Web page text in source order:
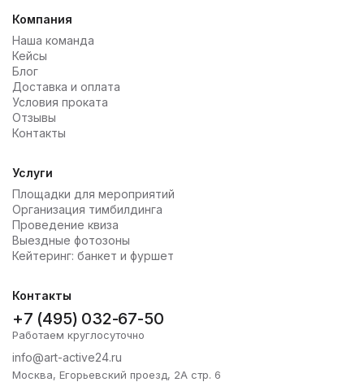
Компания
Наша команда
Кейсы
Блог
Доставка и оплата
Условия проката
Отзывы
Контакты
Услуги
Площадки для мероприятий
Организация тимбилдинга
Проведение квиза
Выездные фотозоны
Кейтеринг: банкет и фуршет
Контакты
+7 (495) 032-67-50
Работаем круглосуточно
info@art-active24.ru
Москва, Егорьевский проезд, 2А стр. 6